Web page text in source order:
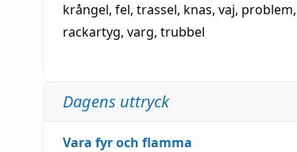
krångel, fel, trassel, knas, vaj, problem,
rackartyg, varg, trubbel
Dagens uttryck
Vara fyr och flamma